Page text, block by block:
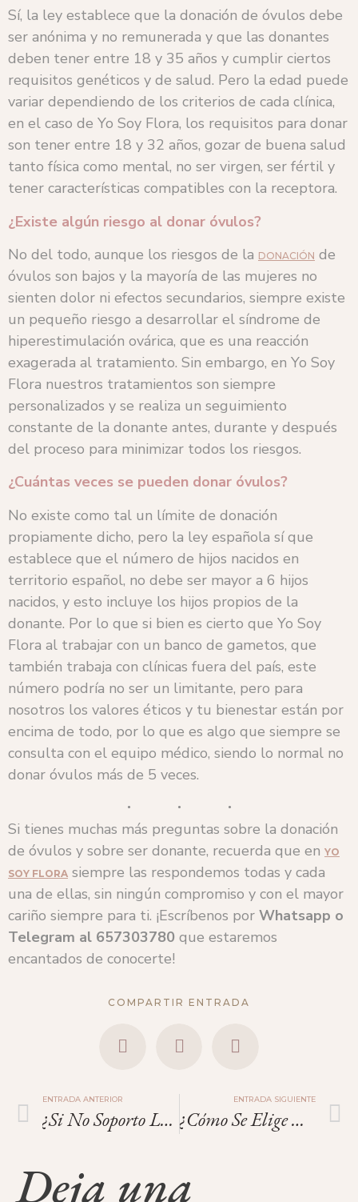
Sí, la ley establece que la donación de óvulos debe
ser anónima y no remunerada y que las donantes
deben tener entre 18 y 35 años y cumplir ciertos
requisitos genéticos y de salud. Pero la edad puede
variar dependiendo de los criterios de cada clínica,
en el caso de Yo Soy Flora, los requisitos para donar
son tener entre 18 y 32 años, gozar de buena salud
tanto física como mental, no ser virgen, ser fértil y
tener características compatibles con la receptora.
¿Existe algún riesgo al donar óvulos?
No del todo, aunque los riesgos de la DONACIÓN de
óvulos son bajos y la mayoría de las mujeres no
sienten dolor ni efectos secundarios, siempre existe
un pequeño riesgo a desarrollar el síndrome de
hiperestimulación ovárica, que es una reacción
exagerada al tratamiento. Sin embargo, en Yo Soy
Flora nuestros tratamientos son siempre
personalizados y se realiza un seguimiento
constante de la donante antes, durante y después
del proceso para minimizar todos los riesgos.
¿Cuántas veces se pueden donar óvulos?
No existe como tal un límite de donación
propiamente dicho, pero la ley española sí que
establece que el número de hijos nacidos en
territorio español, no debe ser mayor a 6 hijos
nacidos, y esto incluye los hijos propios de la
donante. Por lo que si bien es cierto que Yo Soy
Flora al trabajar con un banco de gametos, que
también trabaja con clínicas fuera del país, este
número podría no ser un limitante, pero para
nosotros los valores éticos y tu bienestar están por
encima de todo, por lo que es algo que siempre se
consulta con el equipo médico, siendo lo normal no
donar óvulos más de 5 veces.
Si tienes muchas más preguntas sobre la donación
de óvulos y sobre ser donante, recuerda que en YO
SOY FLORA siempre las respondemos todas y cada
una de ellas, sin ningún compromiso y con el mayor
cariño siempre para ti. ¡Escríbenos por Whatsapp o
Telegram al 657303780 que estaremos
encantados de conocerte!
COMPARTIR ENTRADA
ENTRADA ANTERIOR
¿Si No Soporto Las Inyecciones Puedo Donar Óvulos?
ENTRADA SIGUIENTE
¿Cómo Se Elige A Una Donante De Óvulos? ¿Es Similar A Un «match» En Una Aplicación De Citas?
Deja una